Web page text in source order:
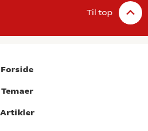
Til top
Forside
Temaer
Artikler